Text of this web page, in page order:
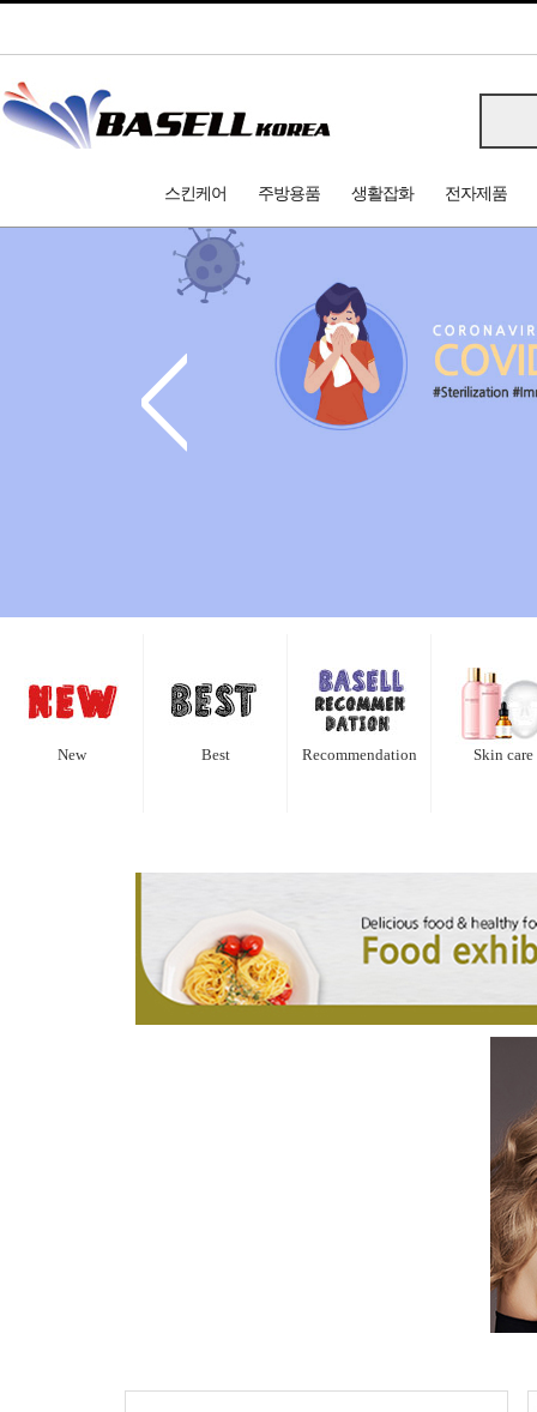
스킨케어 주방용품 생활잡화 전자제품
<
New Best Recommendation Skin care